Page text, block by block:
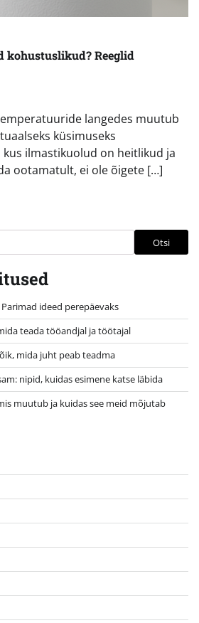
Reeglid
langedes muutub
küsimuseks
kus ilmastikuolud on heitlikud ja
ootamatult, ei ole õigete […]
Otsi
ideed perepäevaks
teada tööandjal ja töötajal
mida juht peab teadma
nipid, kuidas esimene katse läbida
muutub ja kuidas see meid mõjutab